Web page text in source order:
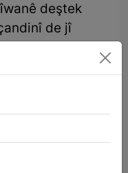
deştek
de jî
Ev deşt jî
deştek
digehe 90